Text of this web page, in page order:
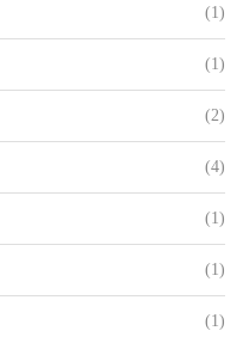
(1)
(1)
(2)
(4)
(1)
(1)
(1)